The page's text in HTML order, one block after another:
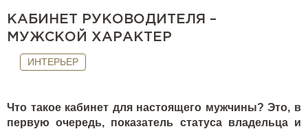
КАБИНЕТ РУКОВОДИТЕЛЯ –
МУЖСКОЙ ХАРАКТЕР
ИНТЕРЬЕР
Что такое кабинет для настоящего мужчины? Это, в
первую очередь, показатель статуса владельца и